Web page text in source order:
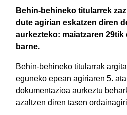
Behin-behineko titularrek
dute agirian eskatzen diren
aurkezteko: maiatzaren 29tik
barne.
Behin-behineko titularrak
eguneko epean agiriaren 5.
dokumentazioa aurkeztu
azaltzen diren tasen